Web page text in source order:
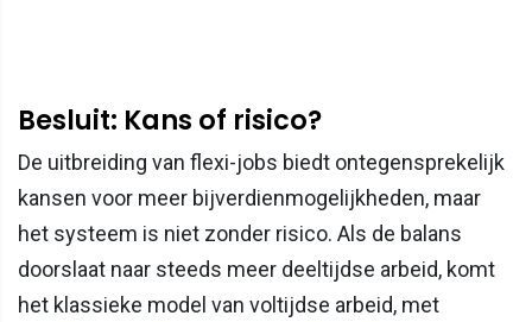
Besluit: Kans of risico?
De uitbreiding van flexi-jobs biedt ontegensprekelijk
kansen voor meer bijverdienmogelijkheden, maar
het systeem is niet zonder risico. Als de balans
doorslaat naar steeds meer deeltijdse arbeid, komt
het klassieke model van voltijdse arbeid, met